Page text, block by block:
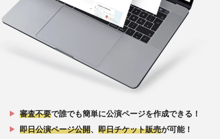
審査不要で誰でも簡単に公演ページを作成できる！
即日公演ページ公開
即日チケット販売が可能！